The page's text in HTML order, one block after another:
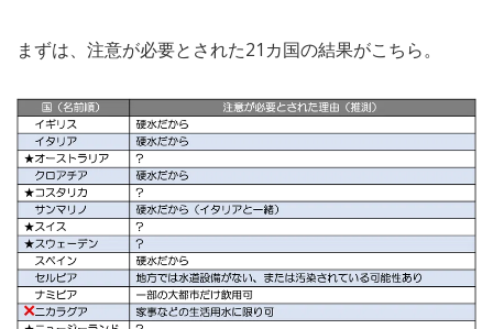
まずは、注意が必要とされた21カ国の結果がこちら。